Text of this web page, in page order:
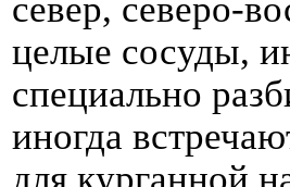
север, северо-
целые сосуды,
специально
иногда
для курганной